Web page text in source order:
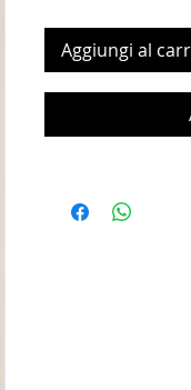
Aggiungi al